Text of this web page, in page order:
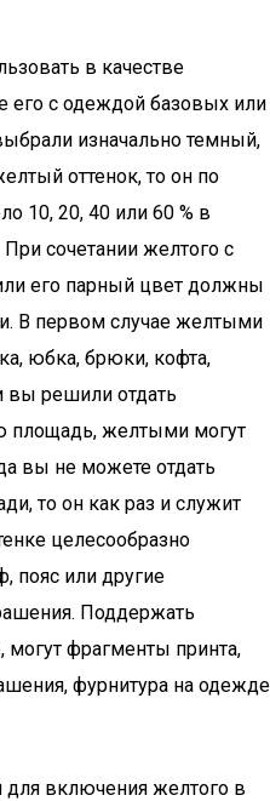
в качестве
его с одеждой базовых или
изначально темный,
оттенок, то он по
10, 20, 40 или 60 % в
сочетании желтого с
его парный цвет должны
В первом случае желтыми
юбка, брюки, кофта,
вы решили отдать
площадь, желтыми могут
вы не можете отдать
то он как раз и служит
целесообразно
пояс или другие
Поддержать
фрагменты принта,
фурнитура на одежде
включения желтого в